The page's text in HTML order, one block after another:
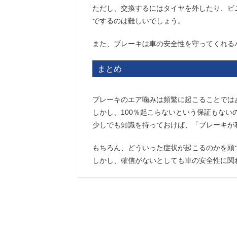
ただし、交換するにはタイヤを外したり、
でするのは難しいでしょう。
また、ブレーキは車の安全性を守ってくれ
まとめ
ブレーキのエア噛みは頻繁に起こることでは
しかし、100％起こらないという保証もない
少しでも知識を持っておけば、「ブレーキ
もちろん、どういった症状が起こるのかを
しかし、確信がないとしても車の安全性に